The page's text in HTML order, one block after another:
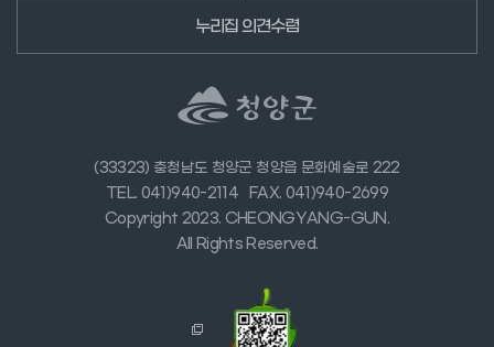
누리집 의견수렴
(33323) 충청남도 청양군 청양읍 문화예술로 222
TEL. 041)940-2114
FAX. 041)940-2699
Copyright 2023. CHEONGYANG-GUN.
All Rights Reserved.